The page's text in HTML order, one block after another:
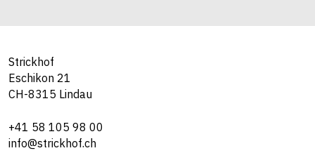
Strickhof
Eschikon 21
CH-8315 Lindau
+41 58 105 98 00
info@strickhof.ch